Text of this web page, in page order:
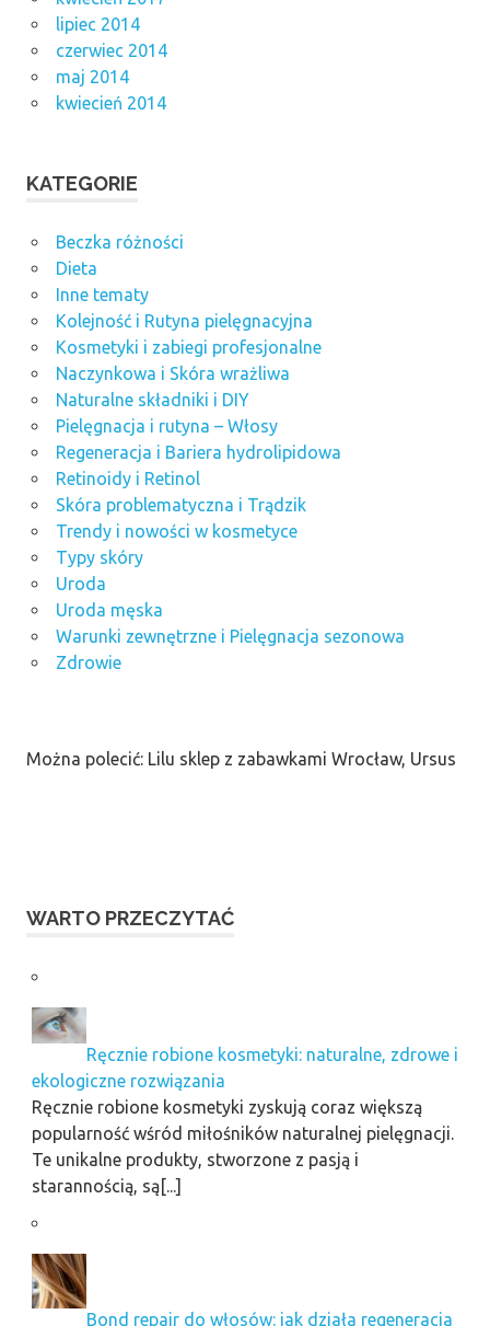
lipiec 2014
czerwiec 2014
maj 2014
kwiecień 2014
KATEGORIE
Beczka różności
Dieta
Inne tematy
Kolejność i Rutyna pielęgnacyjna
Kosmetyki i zabiegi profesjonalne
Naczynkowa i Skóra wrażliwa
Naturalne składniki i DIY
Pielęgnacja i rutyna – Włosy
Regeneracja i Bariera hydrolipidowa
Retinoidy i Retinol
Skóra problematyczna i Trądzik
Trendy i nowości w kosmetyce
Typy skóry
Uroda
Uroda męska
Warunki zewnętrzne i Pielęgnacja sezonowa
Zdrowie
Można polecić: Lilu sklep z zabawkami Wrocław, Ursus
WARTO PRZECZYTAĆ
Ręcznie robione kosmetyki: naturalne, zdrowe i
ekologiczne rozwiązania
Ręcznie robione kosmetyki zyskują coraz większą
popularność wśród miłośników naturalnej pielęgnacji.
Te unikalne produkty, stworzone z pasją i
starannością, są[...]
Bond repair do włosów: jak działa regeneracja